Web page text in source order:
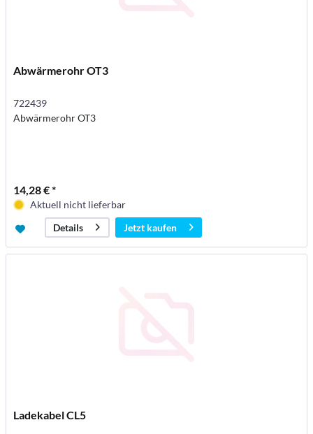
Abwärmerohr OT3
722439
Abwärmerohr OT3
14,28 € *
Aktuell nicht lieferbar
Details
Jetzt kaufen
Ladekabel CL5